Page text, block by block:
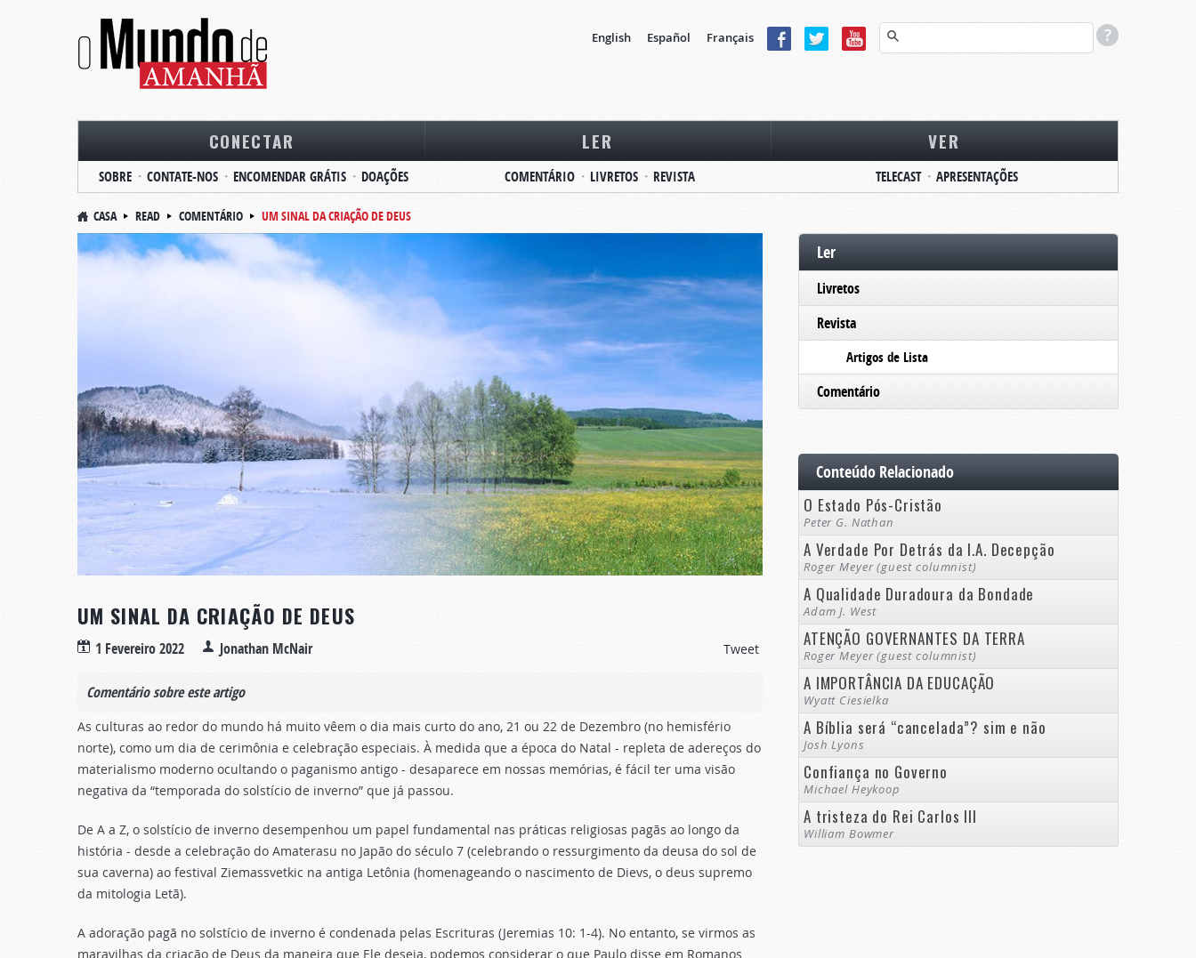
English Español Français
CONECTAR
SOBRE CONTATE-NOS ENCOMENDAR GRÁTIS DOAÇÕES
LER
COMENTÁRIO LIVRETOS REVISTA
VER
TELECAST APRESENTAÇÕES
CASA READ COMENTÁRIO UM SINAL DA CRIAÇÃO DE DEUS
UM SINAL DA CRIAÇÃO DE DEUS
1 Fevereiro 2022 Jonathan McNair Tweet
Comentário sobre este artigo
As culturas ao redor do mundo há muito vêem o dia mais curto do ano, 21 ou 22 de Dezembro (no hemisfério
norte), como um dia de cerimônia e celebração especiais. À medida que a época do Natal - repleta de adereços do
materialismo moderno ocultando o paganismo antigo - desaparece em nossas memórias, é fácil ter uma visão
negativa da “temporada do solstício de inverno” que já passou.
De A a Z, o solstício de inverno desempenhou um papel fundamental nas práticas religiosas pagãs ao longo da
história - desde a celebração do Amaterasu no Japão do século 7 (celebrando o ressurgimento da deusa do sol de
sua caverna) ao festival Ziemassvetkic na antiga Letônia (homenageando o nascimento de Dievs, o deus supremo
da mitologia Letã).
A adoração pagã no solstício de inverno é condenada pelas Escrituras (Jeremias 10: 1-4). No entanto, se virmos as
maravilhas da criação de Deus da maneira que Ele deseja, podemos considerar o que Paulo disse em Romanos
Ler
Livretos
Revista
Artigos de Lista
Comentário
Conteúdo Relacionado
O Estado Pós-Cristão
Peter G. Nathan
A Verdade Por Detrás da I.A. Decepção
Roger Meyer (guest columnist)
A Qualidade Duradoura da Bondade
Adam J. West
ATENÇÃO GOVERNANTES DA TERRA
Roger Meyer (guest columnist)
A IMPORTÂNCIA DA EDUCAÇÃO
Wyatt Ciesielka
A Bíblia será “cancelada”? sim e não
Josh Lyons
Confiança no Governo
Michael Heykoop
A tristeza do Rei Carlos III
William Bowmer